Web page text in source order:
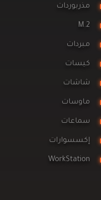
مذربوردات
M.2
مبردات
كيسات
شاشات
ماوسات
سماعات
إكسسوارات
WorkStation